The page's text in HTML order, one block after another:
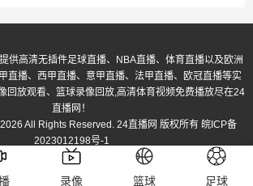
录像 篮球 足球
供高清无插件足球直播、NBA直播、体育直播以及欧洲
直播、西甲直播、意甲直播、法甲直播、欧冠直播等实
回放观看、篮球录像回放,高清体育视频免费播放尽在24
直播网！
All Rights Reserved. 24直播网 版权所有 皖ICP备
2023012198号-1